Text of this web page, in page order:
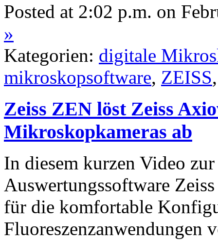
Posted at 2:02 p.m. on
»
Kategorien: digitale
mikroskopsoftware, ZEISS
Zeiss ZEN löst Zeiss
Mikroskopkameras ab
In diesem kurzen Video
Auswertungssoftware
für die komfortable
Fluoreszenzanwendungen